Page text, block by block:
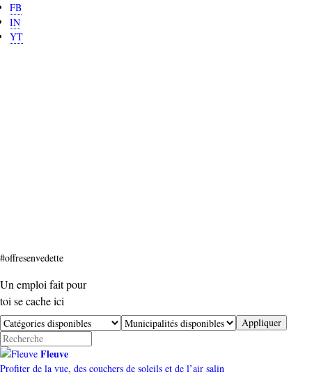
FB
IN
YT
#offresenvedette
Un emploi fait pour
toi se cache ici
Fleuve
Profiter de la vue, des couchers de soleils et de l’air salin